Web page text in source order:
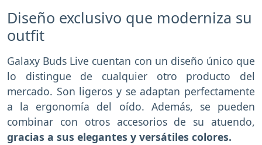
Diseño exclusivo que moderniza su
outfit
Galaxy Buds Live cuentan con un diseño único que
lo distingue de cualquier otro producto del
mercado. Son ligeros y se adaptan perfectamente
a la ergonomía del oído. Además, se pueden
combinar con otros accesorios de su atuendo,
gracias a sus elegantes y versátiles colores.